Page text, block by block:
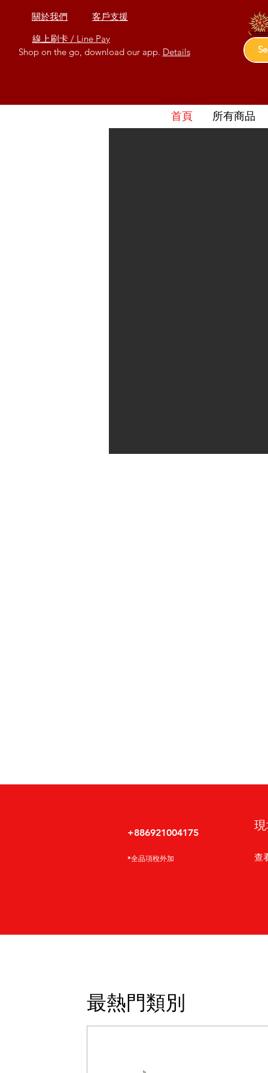
關於我們
客戶支援
線上刷卡 / Line Pay
Shop on the go, download our app. Details
首頁 所有商品
+886921004175
*全品項稅外加 查
最熱門類別